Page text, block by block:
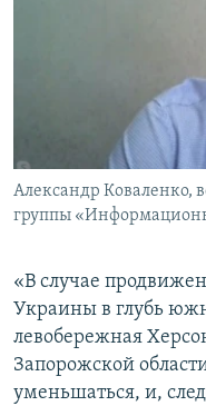
Александр Коваленко,
группы
«В случае
Украины в глубь
левобережная
Запорожской
уменьшаться, и,